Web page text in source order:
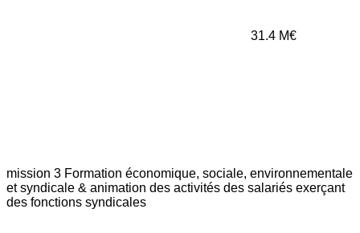
31.4 M€
mission 3 Formation économique, sociale, environnementale
et syndicale & animation des activités des salariés exerçant
des fonctions syndicales